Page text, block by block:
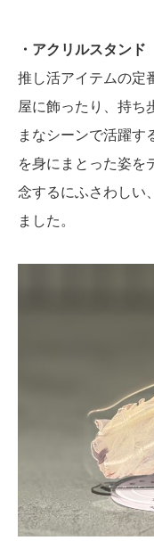
・アクリルスタン
推し活アイテムの定
屋に飾ったり、持ち
まなシーンで活躍す
を身にまとった姿を
念するにふさわしい
ました。